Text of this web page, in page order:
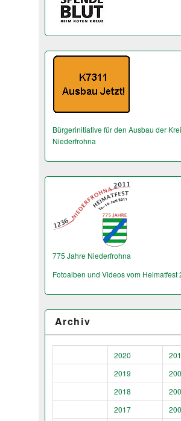
Bürgerinitiative für den Ausbau der
Niederfrohna
775 Jahre Niederfrohna
Fotoalben und Videos vom Heimatfest
Archiv
2020
2019
2018
2017